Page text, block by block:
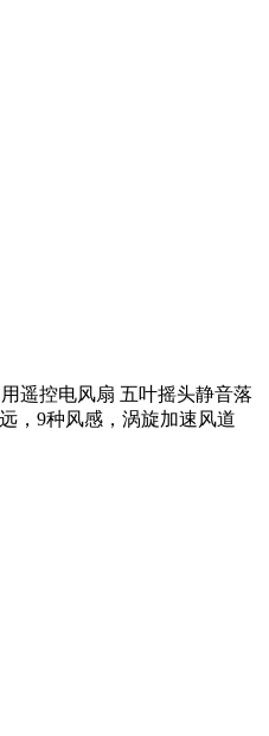
遥控电风扇 五叶摇头静音落
，9种风感，涡旋加速风道